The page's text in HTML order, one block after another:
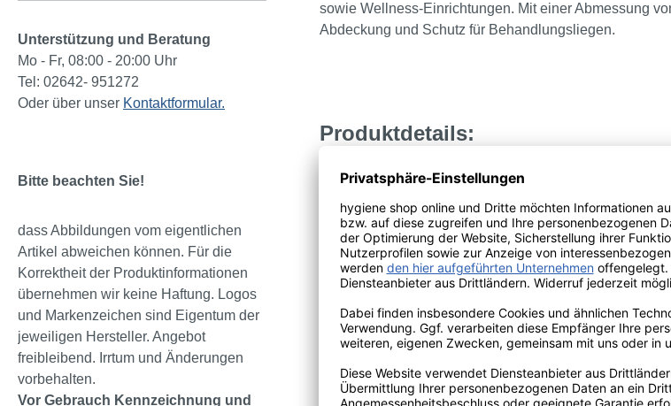
Unterstützung und Beratung
Mo - Fr, 08:00 - 20:00 Uhr
Tel: 02642- 951272
Oder über unser Kontaktformular.
Bitte beachten Sie!
dass Abbildungen vom eigentlichen
Artikel abweichen können. Für die
Korrektheit der Produktinformationen
übernehmen wir keine Haftung. Logos
und Markenzeichen sind Eigentum der
jeweiligen Hersteller. Angebot
freibleibend. Irrtum und Änderungen
vorbehalten.
Vor Gebrauch Kennzeichnung und
sowie Wellness-Einrichtungen. Mit einer Abmessung
Abdeckung und Schutz für Behandlungsliegen.
Produktdetails:
Maße:55 cm x 50 m
Farbe:Weiß
Qualität:besonders reißfest und weich
Verpackungseinheit:Karton mit 9 Rollen